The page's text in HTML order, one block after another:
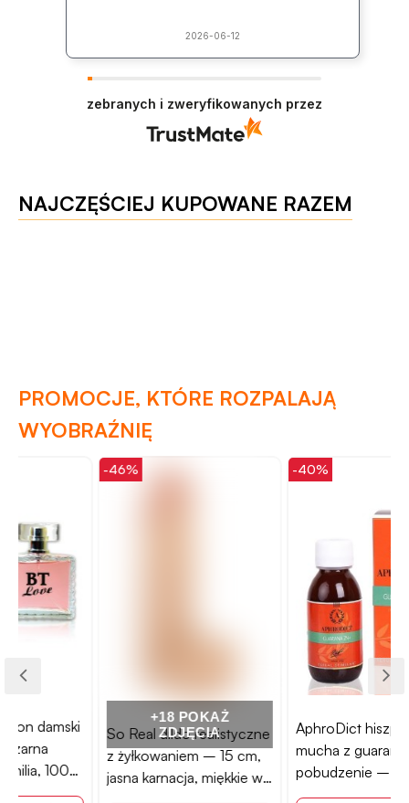
2026-06-12
zebranych i zweryfikowanych przez
NAJCZĘŚCIEJ KUPOWANE RAZEM
PROMOCJE, KTÓRE ROZPALAJĄ
WYOBRAŹNIĘ
ZDJĘCIA
So Real dildo realistyczne
z żyłkowaniem – 15 cm,
jasna karnacja, miękkie w
dotyku
AphroDict hiszpańska
mucha z guaraną, silne
pobudzenie – 100 ml